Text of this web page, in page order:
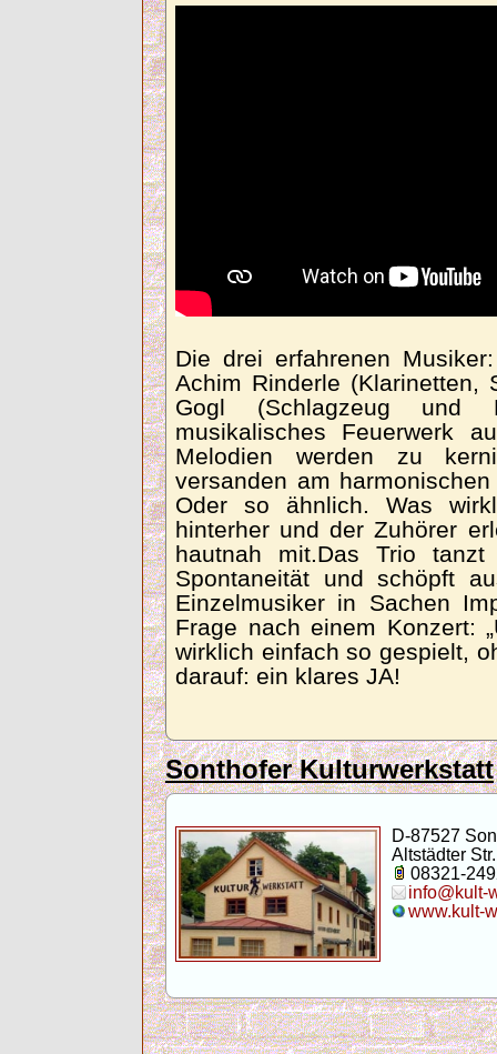
Die drei erfahrenen
Achim Rinderle (Klarinetten,
Gogl (Schlagzeug und
musikalisches Feuerwerk
Melodien werden zu
versanden am
Oder so ähnlich. Was
hinterher und der Zuhörer
hautnah mit.Das Trio
Spontaneität und schöpft
Einzelmusiker in Sachen
Frage nach einem Konzert:
wirklich einfach so gespielt,
darauf: ein klares JA!
Sonthofer Kulturwerkstatt
D-87527
Altstädter
08321-
info@kult-
www.kult-